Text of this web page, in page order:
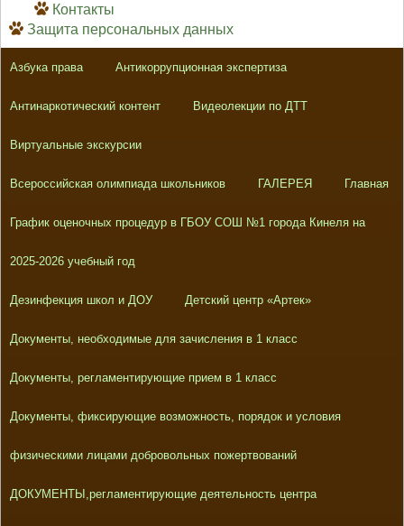
Контакты
Защита персональных данных
Азбука права Антикоррупционная экспертиза
Антинаркотический контент Видеолекции по ДТТ
Виртуальные экскурсии
Всероссийская олимпиада школьников ГАЛЕРЕЯ Главная
График оценочных процедур в ГБОУ СОШ №1 города Кинеля на
2025-2026 учебный год
Дезинфекция школ и ДОУ Детский центр «Артек»
Документы, необходимые для зачисления в 1 класс
Документы, регламентирующие прием в 1 класс
Документы, фиксирующие возможность, порядок и условия
физическими лицами добровольных пожертвований
ДОКУМЕНТЫ,регламентирующие деятельность центра